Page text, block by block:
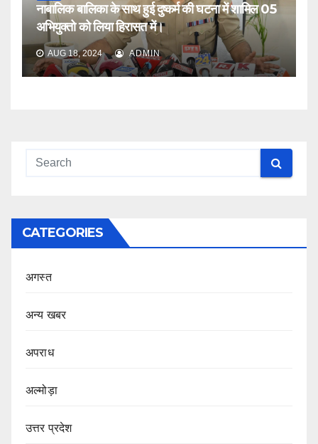
नाबालिक बालिका के साथ हुई दुष्कर्म की घटना में शामिल 05
अभियुक्तो को लिया हिरासत में।
AUG 18, 2024 ADMIN
CATEGORIES
अगस्त
अन्य खबर
अपराध
अल्मोड़ा
उत्तर प्रदेश